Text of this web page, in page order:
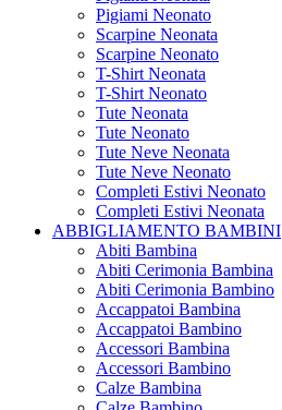
Pigiami Neonato
Scarpine Neonata
Scarpine Neonato
T-Shirt Neonata
T-Shirt Neonato
Tute Neonata
Tute Neonato
Tute Neve Neonata
Tute Neve Neonato
Completi Estivi Neonato
Completi Estivi Neonata
ABBIGLIAMENTO BAMBINI
Abiti Bambina
Abiti Cerimonia Bambina
Abiti Cerimonia Bambino
Accappatoi Bambina
Accappatoi Bambino
Accessori Bambina
Accessori Bambino
Calze Bambina